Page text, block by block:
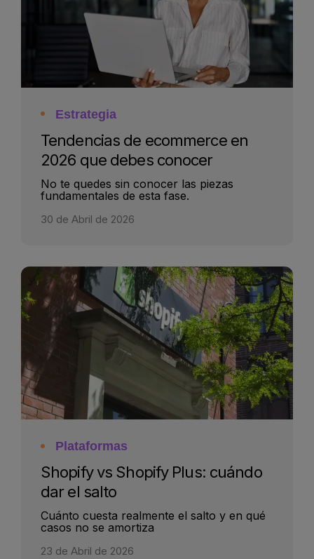
Estrategia
Tendencias de ecommerce en
2026 que debes conocer
No te quedes sin conocer las piezas
fundamentales de esta fase.
30 de Abril de 2026
Plataformas
Shopify vs Shopify Plus: cuándo
dar el salto
Cuánto cuesta realmente el salto y en qué
casos no se amortiza
23 de Abril de 2026